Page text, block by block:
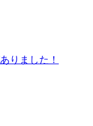
りました！